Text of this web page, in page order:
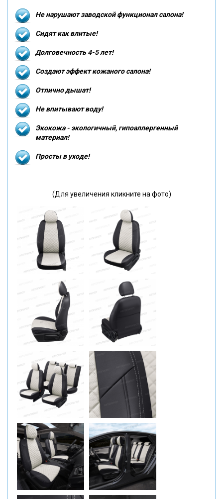
Не нарушают заводской функционал салона!
Сидят как влитые!
Долговечность 4-5 лет!
Создают эффект кожаного салона!
Отлично дышат!
Не впитывают воду!
Экокожа - экологичный, гипоаллергенный
материал!
Просты в уходе!
(Для увеличения кликните на фото)